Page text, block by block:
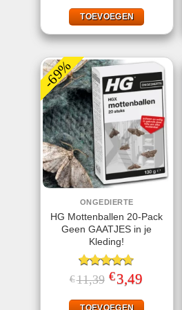
€8,95. €3,95.
TOEVOEGEN
-69%
ONGEDIERTE
HG Mottenballen 20-Pack
Geen GAATJES in je
Kleding!
Gewaardeerd
4.63uit 5
€11,39 Oorspronkelijke
prijs
€11,39.
€3,49
€3,49.
TOEVOEGEN